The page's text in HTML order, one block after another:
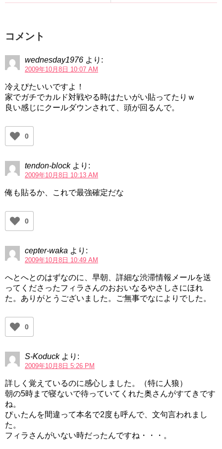
コメント
wednesday1976 より:
2009年10月8日 10:07 AM
冷えぴたいいですよ！
家でガチでカルド対戦やる時はたいがい貼ってたりｗ
良い感じにクールダウンされて、頭が回るんで。
0
tendon-block より:
2009年10月8日 10:13 AM
俺も貼るか、これで最強確定だな
0
cepter-waka より:
2009年10月8日 10:49 AM
へとへとのはずなのに、早朝、詳細な渋滞情報メールを送
ってくださったフィラさんのおおいなるやさしさにほれ
た。ありがとうございました。ご無事でなによりでした。
0
S-Koduck より:
2009年10月8日 5:26 PM
詳しく覚えているのに感心しました。（特に人狼）
朝の5時まで寝ないで待っていてくれた奥さんがすてきです
ね。
ぴぃたんを間違って本名で2度も呼んで、文句言われまし
た。
フィラさんがいない時だったんですね・・・。